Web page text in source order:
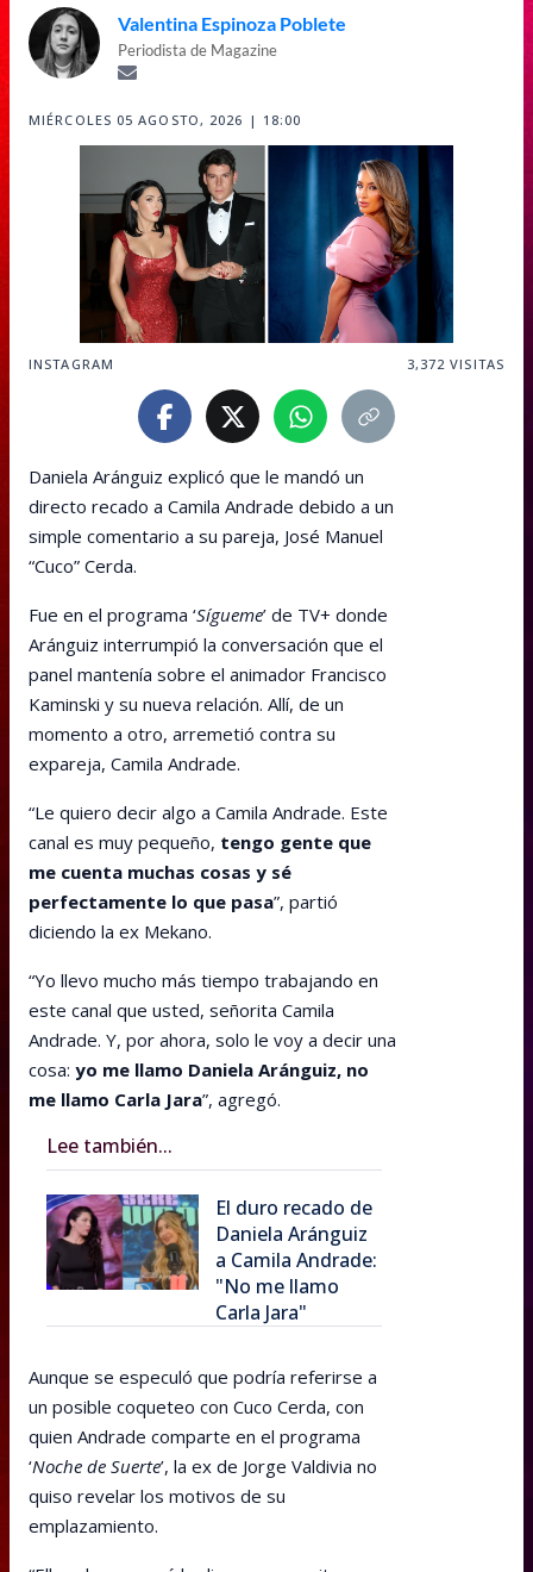
Valentina Espinoza Poblete
Periodista de Magazine
MIÉRCOLES 05 AGOSTO, 2026 | 18:00
INSTAGRAM 3,372 VISITAS
Daniela Aránguiz explicó que le mandó un
directo recado a Camila Andrade debido a un
simple comentario a su pareja, José Manuel
“Cuco” Cerda.
Fue en el programa ‘Sígueme’ de TV+ donde
Aránguiz interrumpió la conversación que el
panel mantenía sobre el animador Francisco
Kaminski y su nueva relación. Allí, de un
momento a otro, arremetió contra su
expareja, Camila Andrade.
“Le quiero decir algo a Camila Andrade. Este
canal es muy pequeño, tengo gente que
me cuenta muchas cosas y sé
perfectamente lo que pasa”, partió
diciendo la ex Mekano.
“Yo llevo mucho más tiempo trabajando en
este canal que usted, señorita Camila
Andrade. Y, por ahora, solo le voy a decir una
cosa: yo me llamo Daniela Aránguiz, no
me llamo Carla Jara”, agregó.
Lee también...
El duro recado de
Daniela Aránguiz
a Camila Andrade:
"No me llamo
Carla Jara"
Aunque se especuló que podría referirse a
un posible coqueteo con Cuco Cerda, con
quien Andrade comparte en el programa
‘Noche de Suerte’, la ex de Jorge Valdivia no
quiso revelar los motivos de su
emplazamiento.